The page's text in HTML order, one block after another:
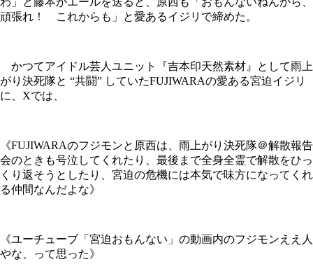
頑張れ！ これからも」と愛あるイジリで締めた。
かつてアイドル芸人ユニット『吉本印天然素材』として雨上
がり決死隊と “共闘” していたFUJIWARAの愛ある宮迫イジリ
に、Xでは、
《FUJIWARAのフジモンと原西は、雨上がり決死隊＠解散報告
会のときも号泣してくれたり、最後まで全身全霊で解散をひっ
くり返そうとしたり、宮迫の危機には本気で味方になってくれ
る仲間なんだよな》
《ユーチューブ「宮迫おもんない」の動画内のフジモンええ人
やな、って思った》